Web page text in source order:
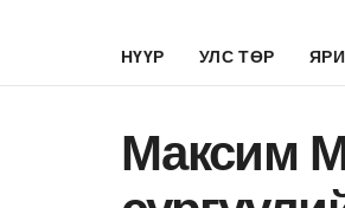
НҮҮР УЛС ТӨР
Максим